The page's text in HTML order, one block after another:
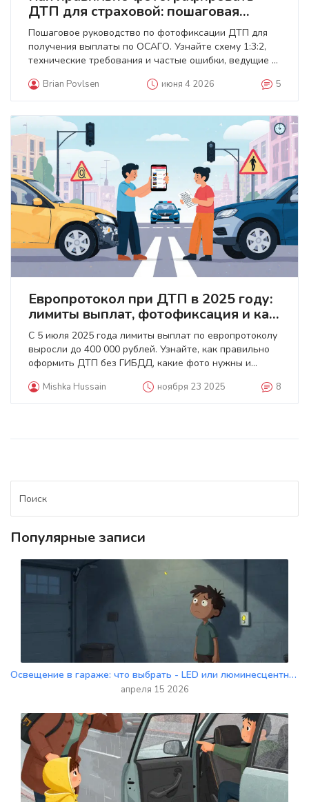
ДТП для страховой: пошаговая
инструкция и чек-лист
Пошаговое руководство по фотофиксации ДТП для
получения выплаты по ОСАГО. Узнайте схему 1:3:2,
технические требования и частые ошибки, ведущие к
Brian Povlsen июня 4 2026 5
Европротокол при ДТП в 2025 году:
лимиты выплат, фотофиксация и как
правильно оформить
С 5 июля 2025 года лимиты выплат по европротоколу
выросли до 400 000 рублей. Узнайте, как правильно
оформить ДТП без ГИБДД, какие фото нужны и
Mishka Hussain ноября 23 2025 8
Популярные записи
Освещение в гараже: что выбрать - LED или люминесцентные лампы?
апреля 15 2026